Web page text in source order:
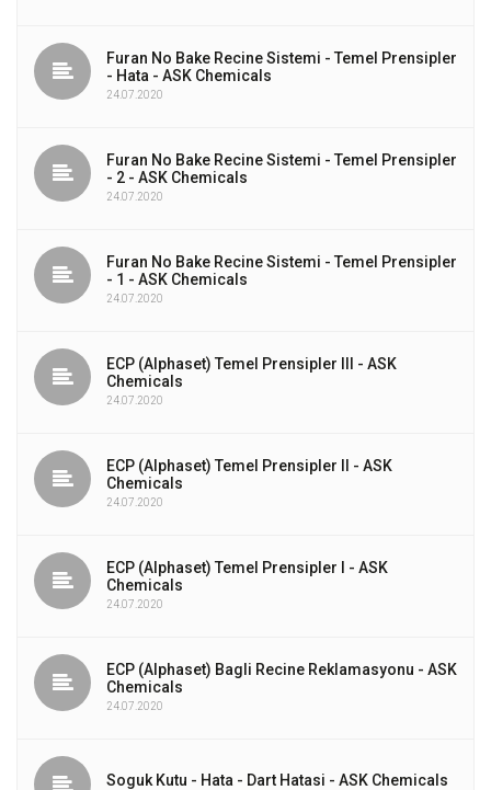
Furan No Bake Recine Sistemi - Temel Prensipler
- Hata - ASK Chemicals
24.07.2020
Furan No Bake Recine Sistemi - Temel Prensipler
- 2 - ASK Chemicals
24.07.2020
Furan No Bake Recine Sistemi - Temel Prensipler
- 1 - ASK Chemicals
24.07.2020
ECP (Alphaset) Temel Prensipler III - ASK
Chemicals
24.07.2020
ECP (Alphaset) Temel Prensipler II - ASK
Chemicals
24.07.2020
ECP (Alphaset) Temel Prensipler I - ASK
Chemicals
24.07.2020
ECP (Alphaset) Bagli Recine Reklamasyonu - ASK
Chemicals
24.07.2020
Soguk Kutu - Hata - Dart Hatasi - ASK Chemicals